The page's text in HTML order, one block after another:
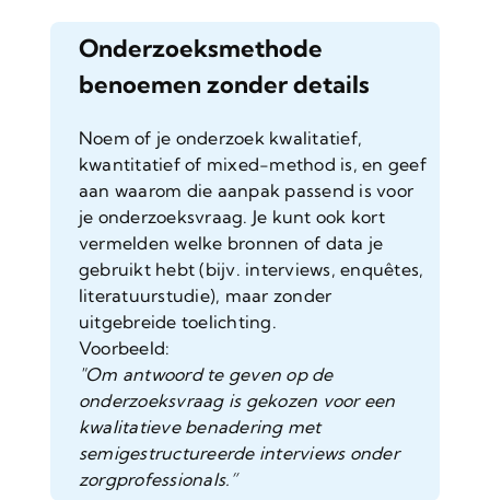
Onderzoeksmethode
benoemen zonder details
Noem of je onderzoek kwalitatief,
kwantitatief of mixed-method is, en geef
aan waarom die aanpak passend is voor
je onderzoeksvraag. Je kunt ook kort
vermelden welke bronnen of data je
gebruikt hebt (bijv. interviews, enquêtes,
literatuurstudie), maar zonder
uitgebreide toelichting.
Voorbeeld:
"Om antwoord te geven op de
onderzoeksvraag is gekozen voor een
kwalitatieve benadering met
semigestructureerde interviews onder
zorgprofessionals.”